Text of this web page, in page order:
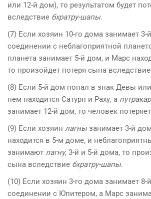
или 12-й дом), то результатом будет
вследствие бхратру-шапы.
(7) Если хозяин 10-го дома занимает 3-
соединении с неблагоприятной
планета занимает 5-й дом, и Марс
то произойдет потеря сына вследствие
(8) Если 5-й дом попал в знак Девы
нем находится Сатурн и Раху, а
занимает 12-й дом, то человек
(9) Если хозяин лагнызанимает 3-й
находится в 5-м доме, и
занимают лагну, 3-й и 5-й дома, то
сына вследствие бхратру-шапы.
(10) Если хозяин 3-го дома занимает 8-
соединении с Юпитером, а Марс